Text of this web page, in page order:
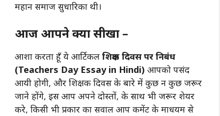
महान समाज सुधारिका थी।
आज आपने क्या सीखा –
आशा करता हूँ ये आर्टिकल शिक्षक दिवस पर निबंध
(Teachers Day Essay in Hindi) आपको पसंद
आयी होगी, और शिक्षक दिवस के बारे में कुछ न कुछ जरूर
जाने होंगे, इस आप अपने दोस्तों, के साथ भी जरूर शेयर
करे, किसी भी प्रकार का सवाल आप कमेंट के माधयम से